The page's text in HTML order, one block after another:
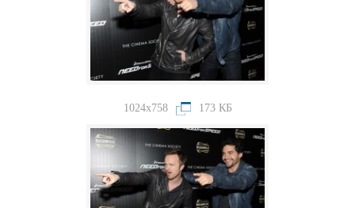
1024x758 173 КБ